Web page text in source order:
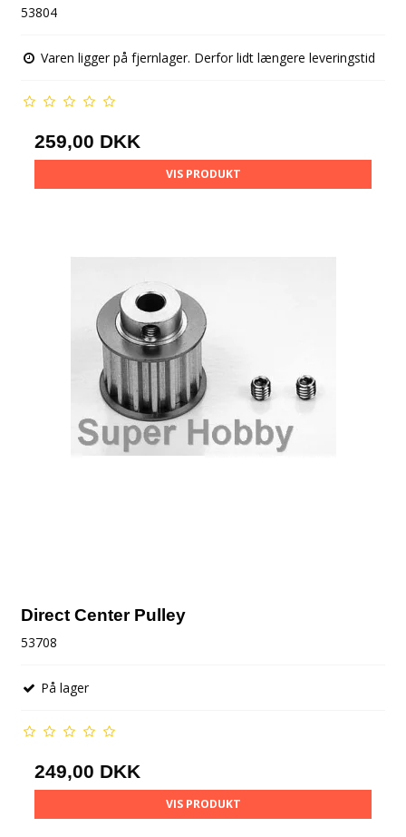
53804
Varen ligger på fjernlager. Derfor lidt længere leveringstid
259,00 DKK
VIS PRODUKT
Direct Center Pulley
53708
På lager
249,00 DKK
VIS PRODUKT